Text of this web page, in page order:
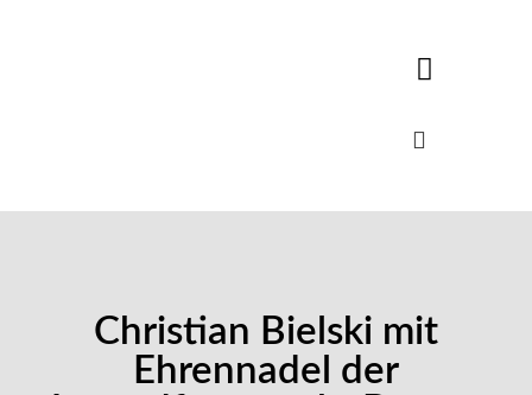
Christian Bielski mit
Ehrennadel der